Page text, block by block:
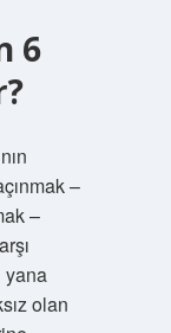
6
–
–
yana
olan